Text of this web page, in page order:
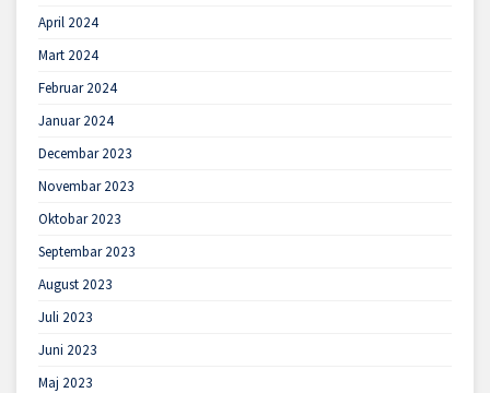
April 2024
Mart 2024
Februar 2024
Januar 2024
Decembar 2023
Novembar 2023
Oktobar 2023
Septembar 2023
August 2023
Juli 2023
Juni 2023
Maj 2023